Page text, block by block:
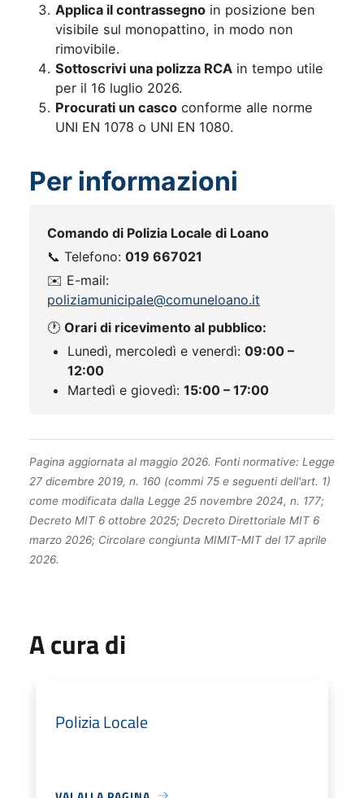
Applica il contrassegno in posizione ben
visibile sul monopattino, in modo non
rimovibile.
Sottoscrivi una polizza RCA in tempo utile
per il 16 luglio 2026.
Procurati un casco conforme alle norme
UNI EN 1078 o UNI EN 1080.
Per informazioni
Comando di Polizia Locale di Loano
📞 Telefono: 019 667021
✉️ E-mail:
poliziamunicipale@comuneloano.it
🕐 Orari di ricevimento al pubblico:
Lunedì, mercoledì e venerdì: 09:00 –
12:00
Martedì e giovedì: 15:00 – 17:00
Pagina aggiornata al maggio 2026. Fonti normative: Legge
27 dicembre 2019, n. 160 (commi 75 e seguenti dell'art. 1)
come modificata dalla Legge 25 novembre 2024, n. 177;
Decreto MIT 6 ottobre 2025; Decreto Direttoriale MIT 6
marzo 2026; Circolare congiunta MIMIT-MIT del 17 aprile
2026.
A cura di
Polizia Locale